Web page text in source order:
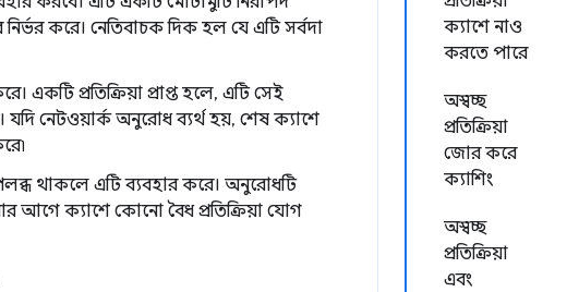
ক্যাশে নাও
করতে পারে
অস্বচ্ছ
প্রতিক্রিয়া
জোর করে
ক্যাশিং
অস্বচ্ছ
প্রতিক্রিয়া
এবং
করে। নেতিবাচক দিক হল যে এটি সর্বদা
একটি প্রতিক্রিয়া প্রাপ্ত হলে, এটি সেই
যদি নেটওয়ার্ক অনুরোধ ব্যর্থ হয়, শেষ ক্যাশে
থাকলে এটি ব্যবহার করে। অনুরোধটি
আগে ক্যাশে কোনো বৈধ প্রতিক্রিয়া যোগ